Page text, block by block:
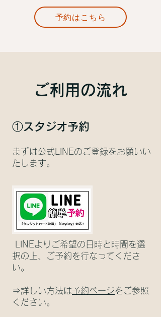
予約はこちら
​ご利用の流れ
①スタジオ予約
​まずは公式 LIN Eのご登録をお願いい
たします。
​LINEより ご希望の日 時と時間を選
択の上、ご予約を行なってくださ
い。
⇒詳しい方法は予約ページをご参照
ください。